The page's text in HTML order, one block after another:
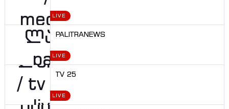
LIVE
PALITRANEWS
LIVE
TV 25
LIVE